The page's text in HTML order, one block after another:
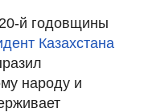
й годовщины
Казахстана
народу и